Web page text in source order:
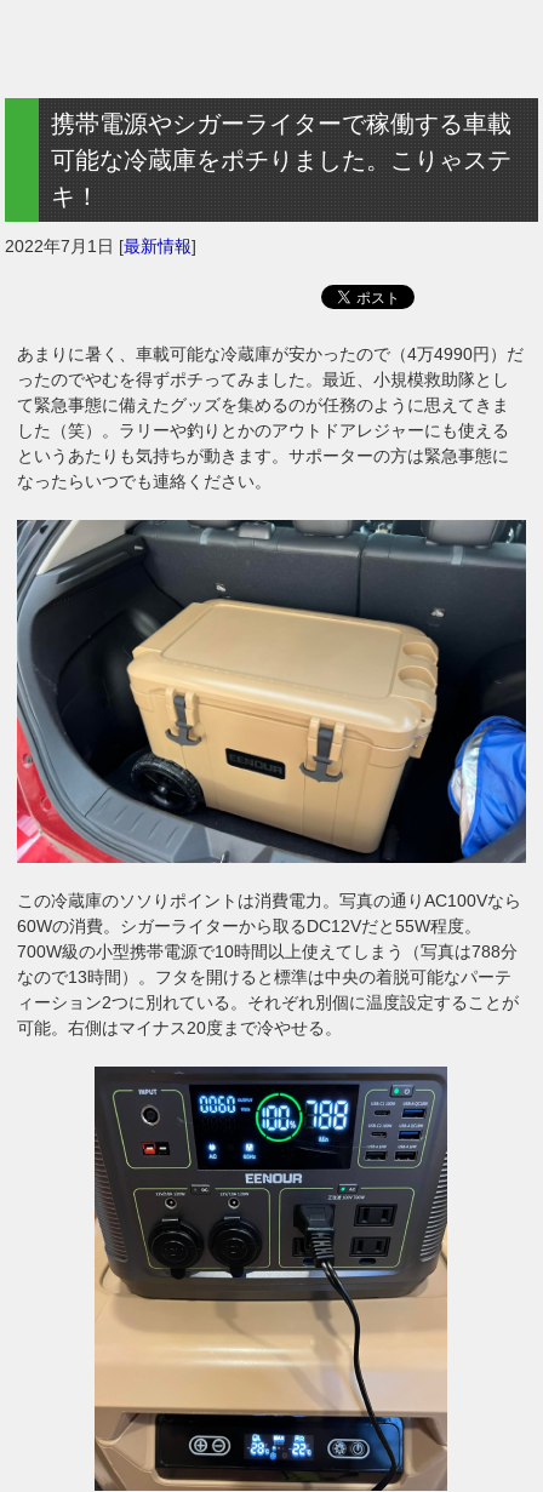
携帯電源やシガーライターで稼働する車載
可能な冷蔵庫をポチりました。こりゃステ
キ！
2022年7月1日 [最新情報]
あまりに暑く、車載可能な冷蔵庫が安かったので（4万4990円）だ
ったのでやむを得ずポチってみました。最近、小規模救助隊とし
て緊急事態に備えたグッズを集めるのが任務のように思えてきま
した（笑）。ラリーや釣りとかのアウトドアレジャーにも使える
というあたりも気持ちが動きます。サポーターの方は緊急事態に
なったらいつでも連絡ください。
この冷蔵庫のソソりポイントは消費電力。写真の通りAC100Vなら
60Wの消費。シガーライターから取るDC12Vだと55W程度。
700W級の小型携帯電源で10時間以上使えてしまう（写真は788分
なので13時間）。フタを開けると標準は中央の着脱可能なパーテ
ィーション2つに別れている。それぞれ別個に温度設定することが
可能。右側はマイナス20度まで冷やせる。